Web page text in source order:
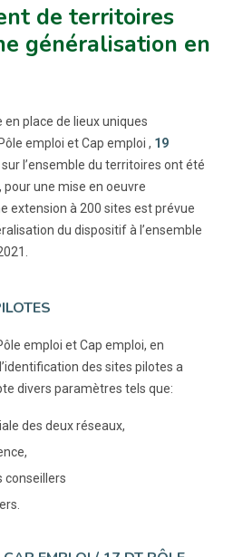
de territoires
généralisation en
place de lieux uniques
emploi et Cap emploi , 19
l’ensemble du territoires ont été
pour une mise en oeuvre
extension à 200 sites est prévue
du dispositif à l’ensemble
emploi et Cap emploi, en
des sites pilotes a
divers paramètres tels que:
des deux réseaux,
conseillers